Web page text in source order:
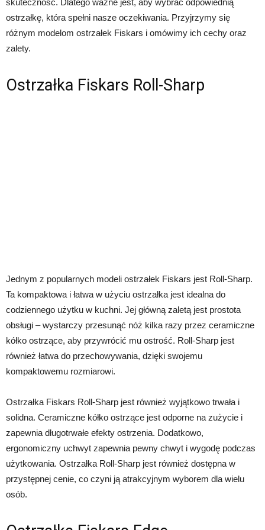
ostrzałkę, która spełni nasze oczekiwania. Przyjrzymy się
różnym modelom ostrzałek Fiskars i omówimy ich cechy oraz
zalety.
Ostrzałka Fiskars Roll-Sharp
Jednym z popularnych modeli ostrzałek Fiskars jest Roll-Sharp.
Ta kompaktowa i łatwa w użyciu ostrzałka jest idealna do
codziennego użytku w kuchni. Jej główną zaletą jest prostota
obsługi – wystarczy przesunąć nóż kilka razy przez ceramiczne
kółko ostrzące, aby przywrócić mu ostrość. Roll-Sharp jest
również łatwa do przechowywania, dzięki swojemu
kompaktowemu rozmiarowi.
Ostrzałka Fiskars Roll-Sharp jest również wyjątkowo trwała i
solidna. Ceramiczne kółko ostrzące jest odporne na zużycie i
zapewnia długotrwałe efekty ostrzenia. Dodatkowo,
ergonomiczny uchwyt zapewnia pewny chwyt i wygodę podczas
użytkowania. Ostrzałka Roll-Sharp jest również dostępna w
przystępnej cenie, co czyni ją atrakcyjnym wyborem dla wielu
osób.